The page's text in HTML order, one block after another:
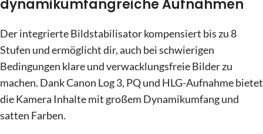
dynamikumfangreiche Aufnahmen
Der integrierte Bildstabilisator kompensiert bis zu 8
Stufen und ermöglicht dir, auch bei schwierigen
Bedingungen klare und verwacklungsfreie Bilder zu
machen. Dank Canon Log 3, PQ und HLG-Aufnahme bietet
die Kamera Inhalte mit großem Dynamikumfang und
satten Farben.